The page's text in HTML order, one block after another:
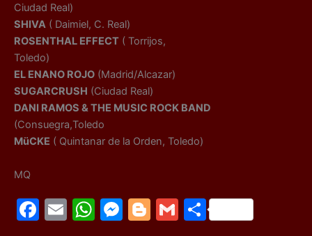
Ciudad Real)
SHIVA ( Daimiel, C. Real)
ROSENTHAL EFFECT ( Torrijos,
Toledo)
EL ENANO ROJO (Madrid/Alcazar)
SUGARCRUSH (Ciudad Real)
DANI RAMOS & THE MUSIC ROCK BAND
(Consuegra,Toledo
MüCKE ( Quintanar de la Orden, Toledo)
MQ
F
E
W M Bl G C